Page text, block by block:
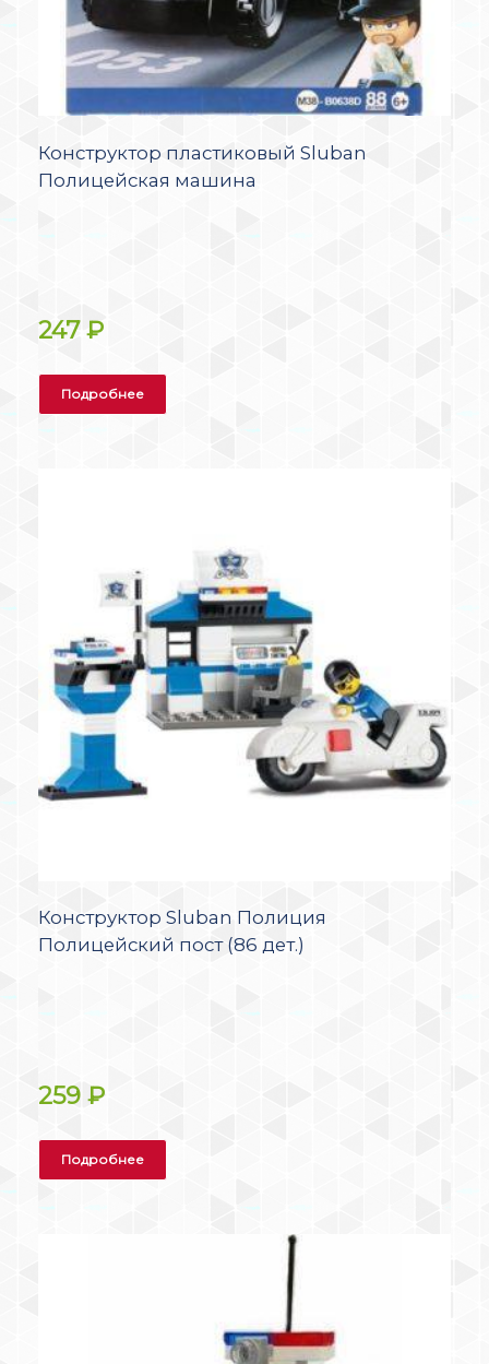
Конструктор пластиковый Sluban
Полицейская машина
247₽
Подробнее
Конструктор Sluban Полиция
Полицейский пост (86 дет.)
259 ₽
Подробнее